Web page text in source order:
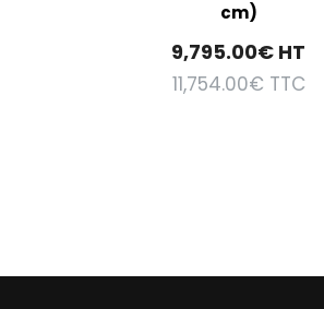
cm)
9,795.00€ HT
11,754.00€ TTC